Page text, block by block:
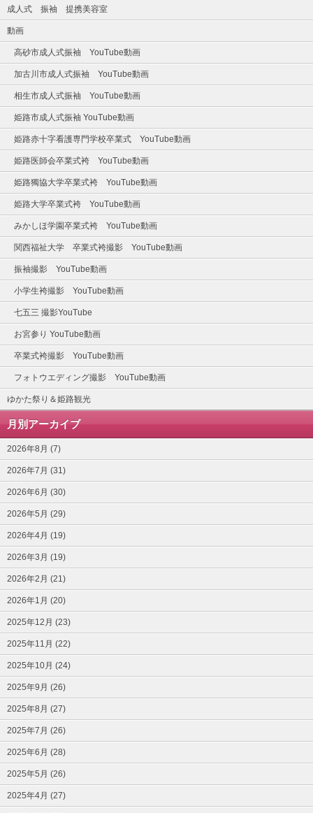
成人式 振袖 提携美容室
動画
高砂市成人式振袖 YouTube動画
加古川市成人式振袖 YouTube動画
相生市成人式振袖 YouTube動画
姫路市成人式振袖 YouTube動画
姫路赤十字看護専門学校卒業式 YouTube動画
姫路医師会卒業式袴 YouTube動画
姫路獨協大学卒業式袴 YouTube動画
姫路大学卒業式袴 YouTube動画
みかしほ学園卒業式袴 YouTube動画
関西福祉大学 卒業式袴撮影 YouTube動画
振袖撮影 YouTube動画
小学生袴撮影 YouTube動画
七五三 撮影YouTube
お宮参り YouTube動画
卒業式袴撮影 YouTube動画
フォトウエディング撮影 YouTube動画
ゆかた祭り＆姫路観光
月別アーカイブ
2026年8月 (7)
2026年7月 (31)
2026年6月 (30)
2026年5月 (29)
2026年4月 (19)
2026年3月 (19)
2026年2月 (21)
2026年1月 (20)
2025年12月 (23)
2025年11月 (22)
2025年10月 (24)
2025年9月 (26)
2025年8月 (27)
2025年7月 (26)
2025年6月 (28)
2025年5月 (26)
2025年4月 (27)